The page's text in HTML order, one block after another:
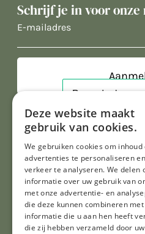
Schrijf je in voor
E-
Al onze prijzen
© Copyright 2026 Limburgs
Deze website maakt
gebruik van cookies.
We gebruiken cookies om inhoud
advertenties te personaliseren
verkeer te analyseren. We delen
informatie over uw gebruik van
met onze advertentie- en
die deze kunnen combineren
informatie die u aan hen heeft
die zij hebben verzameld door